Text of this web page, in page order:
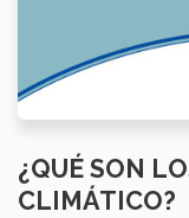
¿QUÉ SON
CLIMÁTICO?